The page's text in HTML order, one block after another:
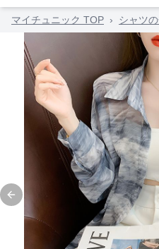
マイチュニック TOP › シャツ
Previous slide